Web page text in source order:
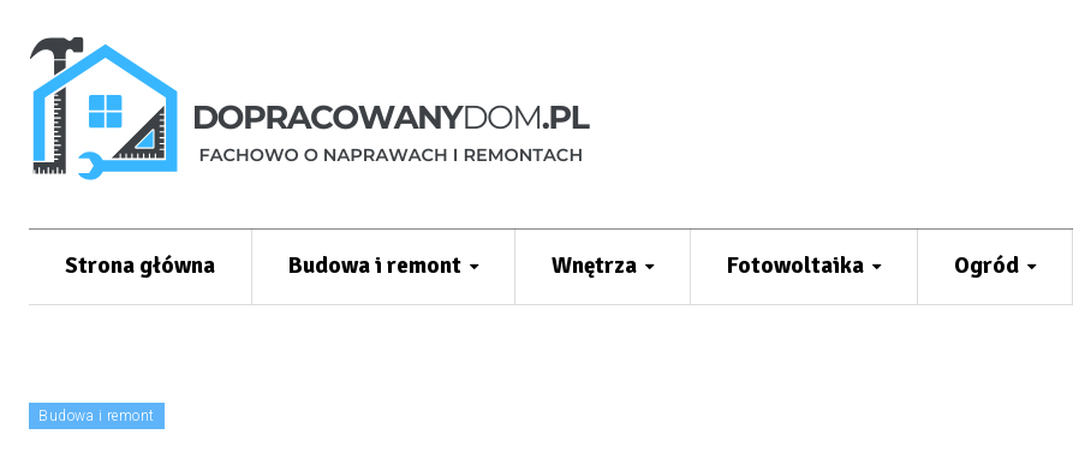
Strona główna Budowa i remont Wnętrza Fotowoltaika Ogród
Budowa i remont